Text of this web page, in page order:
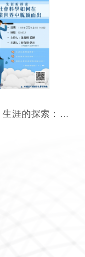
生涯的探索：社會科學如何在商業世界中脫穎而出